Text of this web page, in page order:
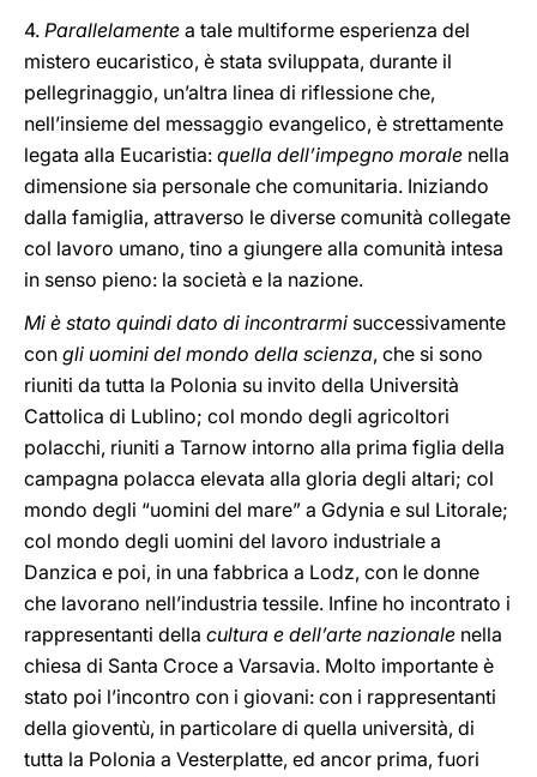
4. Parallelamente a tale multiforme esperienza del
mistero eucaristico, è stata sviluppata, durante il
pellegrinaggio, un’altra linea di riflessione che,
nell’insieme del messaggio evangelico, è strettamente
legata alla Eucaristia: quella dell’impegno morale nella
dimensione sia personale che comunitaria. Iniziando
dalla famiglia, attraverso le diverse comunità collegate
col lavoro umano, tino a giungere alla comunità intesa
in senso pieno: la società e la nazione.
Mi è stato quindi dato di incontrarmi successivamente
con gli uomini del mondo della scienza, che si sono
riuniti da tutta la Polonia su invito della Università
Cattolica di Lublino; col mondo degli agricoltori
polacchi, riuniti a Tarnow intorno alla prima figlia della
campagna polacca elevata alla gloria degli altari; col
mondo degli “uomini del mare” a Gdynia e sul Litorale;
col mondo degli uomini del lavoro industriale a
Danzica e poi, in una fabbrica a Lodz, con le donne
che lavorano nell’industria tessile. Infine ho incontrato i
rappresentanti della cultura e dell’arte nazionale nella
chiesa di Santa Croce a Varsavia. Molto importante è
stato poi l’incontro con i giovani: con i rappresentanti
della gioventù, in particolare di quella università, di
tutta la Polonia a Vesterplatte, ed ancor prima, fuori